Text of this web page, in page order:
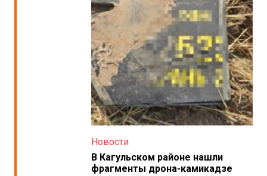
Новости
В Кагульском районе нашли
фрагменты дрона-камикадзе